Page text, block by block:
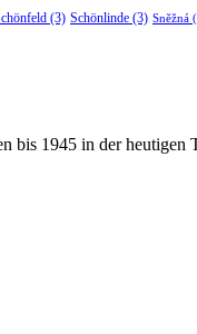
(3) Schönlinde (3) Sněžná
bis 1945 in der heutigen